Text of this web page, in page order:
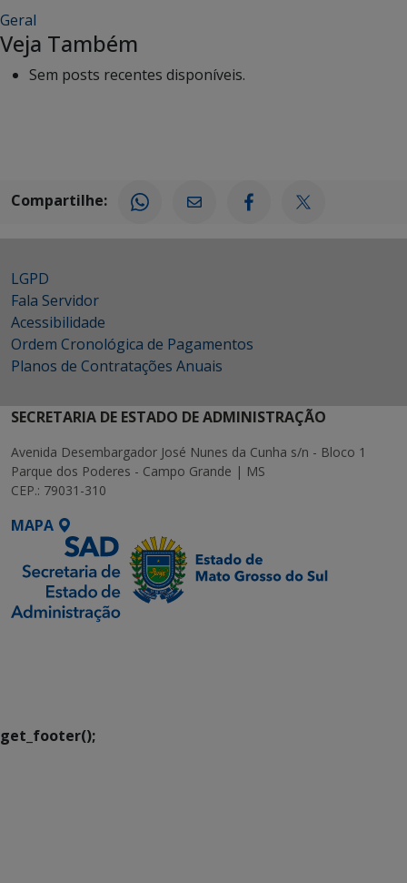
Geral
Veja Também
Sem posts recentes disponíveis.
Compartilhe:
LGPD
Fala Servidor
Acessibilidade
Ordem Cronológica de Pagamentos
Planos de Contratações Anuais
SECRETARIA DE ESTADO DE ADMINISTRAÇÃO
Avenida Desembargador José Nunes da Cunha s/n - Bloco 1
Parque dos Poderes - Campo Grande | MS
CEP.: 79031-310
MAPA
get_footer();